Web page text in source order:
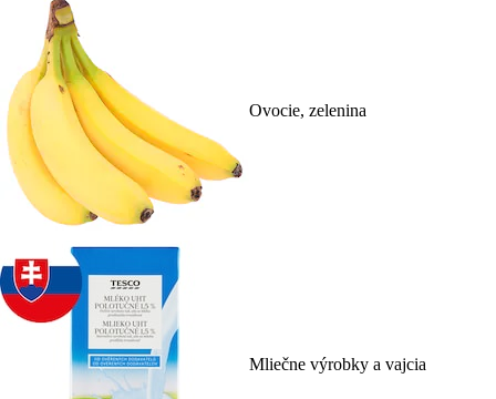
Ovocie, zelenina
Mliečne výrobky a vajcia